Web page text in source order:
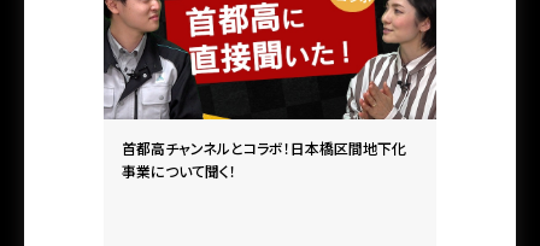
首都高チャンネルとコラボ！日本橋区間地下化
事業について聞く！